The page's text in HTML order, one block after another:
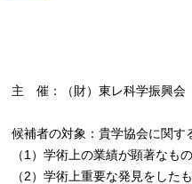
主 催：（財）東レ科学振興会
候補者の対象：貴学協会に関す
（1）学術上の業績が顕著なもの
（2）学術上重要な発見をした